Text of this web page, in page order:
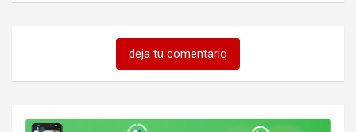
deja tu comentario